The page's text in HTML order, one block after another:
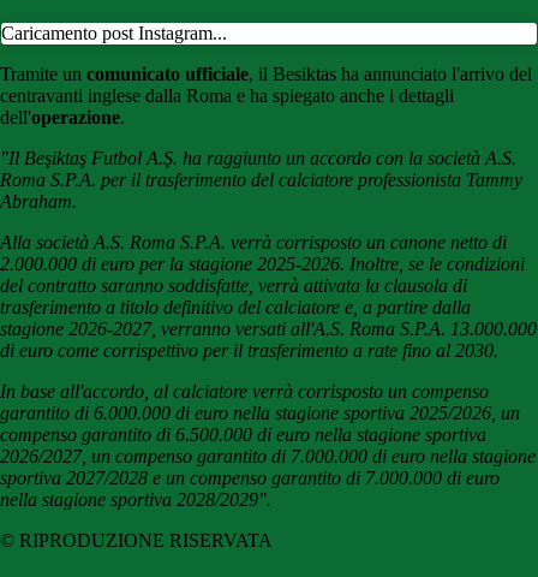
Caricamento post Instagram...
Tramite un comunicato ufficiale, il Besiktas ha annunciato l'arrivo del
centravanti inglese dalla Roma e ha spiegato anche i dettagli
dell'operazione.
"Il Beşiktaş Futbol A.Ş. ha raggiunto un accordo con la società A.S.
Roma S.P.A. per il trasferimento del calciatore professionista Tammy
Abraham.
Alla società A.S. Roma S.P.A. verrà corrisposto un canone netto di
2.000.000 di euro per la stagione 2025-2026. Inoltre, se le condizioni
del contratto saranno soddisfatte, verrà attivata la clausola di
trasferimento a titolo definitivo del calciatore e, a partire dalla
stagione 2026-2027, verranno versati all'A.S. Roma S.P.A. 13.000.000
di euro come corrispettivo per il trasferimento a rate fino al 2030.
In base all'accordo, al calciatore verrà corrisposto un compenso
garantito di 6.000.000 di euro nella stagione sportiva 2025/2026, un
compenso garantito di 6.500.000 di euro nella stagione sportiva
2026/2027, un compenso garantito di 7.000.000 di euro nella stagione
sportiva 2027/2028 e un compenso garantito di 7.000.000 di euro
nella stagione sportiva 2028/2029".
© RIPRODUZIONE RISERVATA